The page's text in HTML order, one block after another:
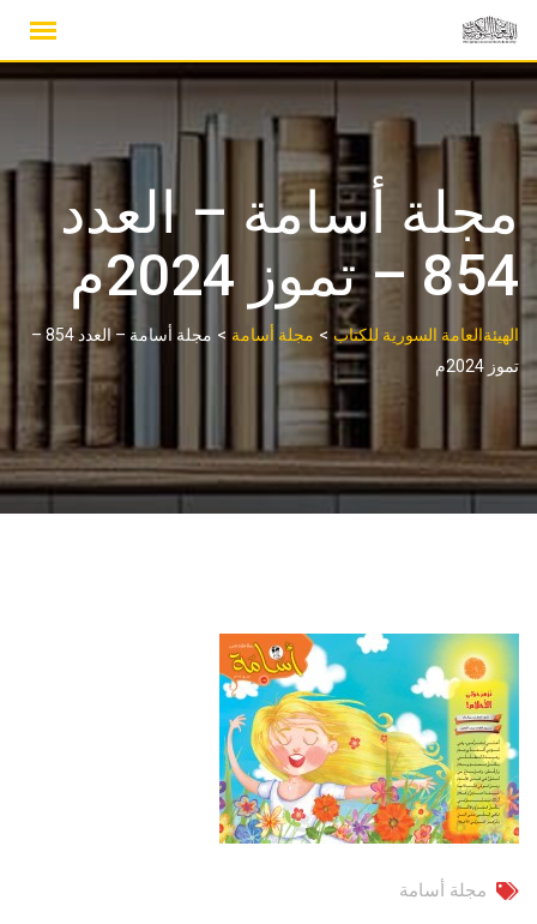
content
مجلة أسامة – العدد
854 – تموز 2024م
الهيئةالعامة السورية للكتاب > مجلة أسامة >
مجلة أسامة – العدد 854 –
تموز 2024م
مجلة أسامة